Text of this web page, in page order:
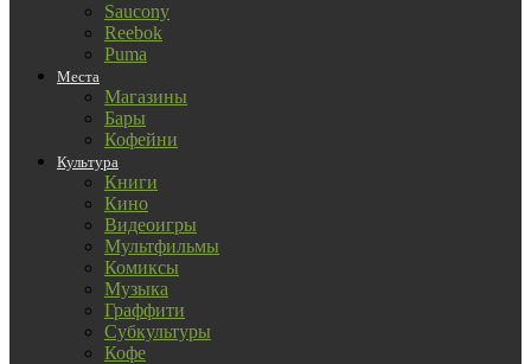
Saucony
Reebok
Puma
Места
Магазины
Бары
Кофейни
Культура
Книги
Кино
Видеоигры
Мультфильмы
Комиксы
Музыка
Граффити
Субкультуры
Кофе